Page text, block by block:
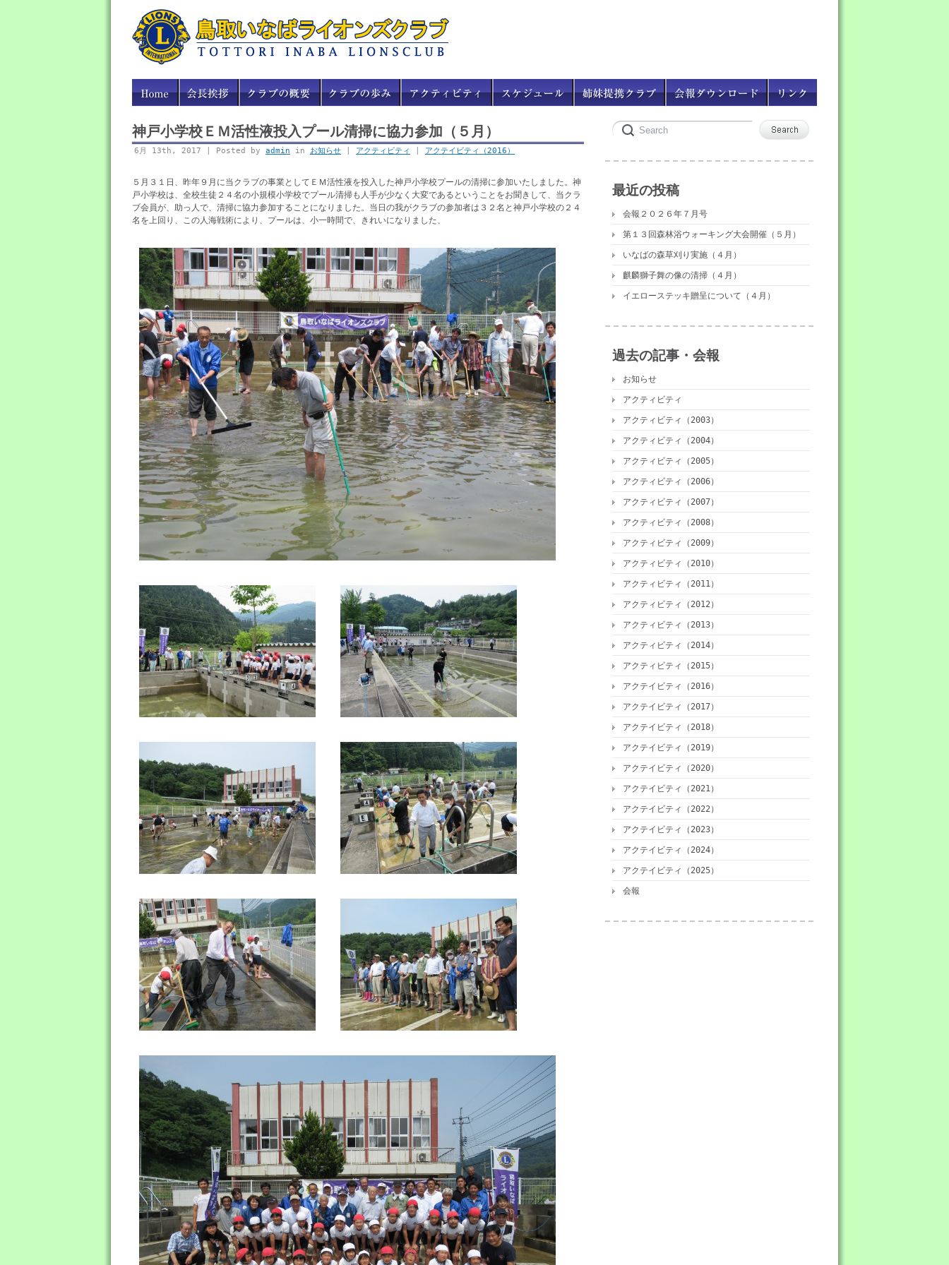
神戸小学校ＥＭ活性液投入プール清掃に協力参加（５月）
6月 13th, 2017 | Posted by admin in お知らせ アクティビティ アクテイビティ（2016）
５月３１日、昨年９月に当クラブの事業としてＥＭ活性液を投入した神戸小学校プールの清掃に参加いたしました。神
戸小学校は、全校生徒２４名の小規模小学校でプール清掃も人手が少なく大変であるということをお聞きして、当クラ
ブ会員が、助っ人で、清掃に協力参加することになりました。当日の我がクラブの参加者は３２名と神戸小学校の２４
名を上回り、この人海戦術により、プールは、小一時間で、きれいになりました、
最近の投稿
会報２０２６年７月号
第１３回森林浴ウォーキング大会開催（５月）
いなばの森草刈り実施（４月）
麒麟獅子舞の像の清掃（４月）
イエローステッキ贈呈について（４月）
過去の記事・会報
お知らせ
アクティビティ
アクティビティ（2003）
アクティビティ（2004）
アクティビティ（2005）
アクティビティ（2006）
アクティビティ（2007）
アクティビティ（2008）
アクティビティ（2009）
アクティビティ（2010）
アクティビティ（2011）
アクティビティ（2012）
アクティビティ（2013）
アクティビティ（2014）
アクティビティ（2015）
アクテイビティ（2016）
アクテイビティ（2017）
アクテイビティ（2018）
アクテイビティ（2019）
アクテイビティ（2020）
アクテイビティ（2021）
アクテイビティ（2022）
アクテイビティ（2023）
アクテイビティ（2024）
アクテイビティ（2025）
会報